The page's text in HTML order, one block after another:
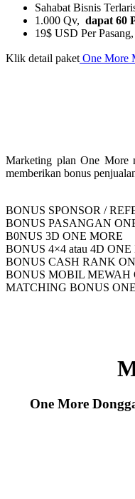
Sahabat Bisnis
1.000 Qv, dapat 60
19$ USD Per
Klik detail paket One More
Marketing plan One More
memberikan bonus
BONUS SPONSOR /
BONUS PASANGAN
B0NUS 3D ONE MORE
BONUS 4×4 atau 4D ONE
BONUS CASH RANK
BONUS MOBIL MEWAH
MATCHING BONUS
One More